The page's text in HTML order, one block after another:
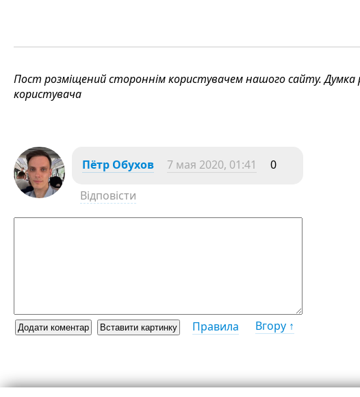
Пост розміщений стороннім користувачем нашого сайту. Думка
користувача
Пётр Обухов 7 мая 2020, 01:41 0
Відповісти
Правила Вгору ↑